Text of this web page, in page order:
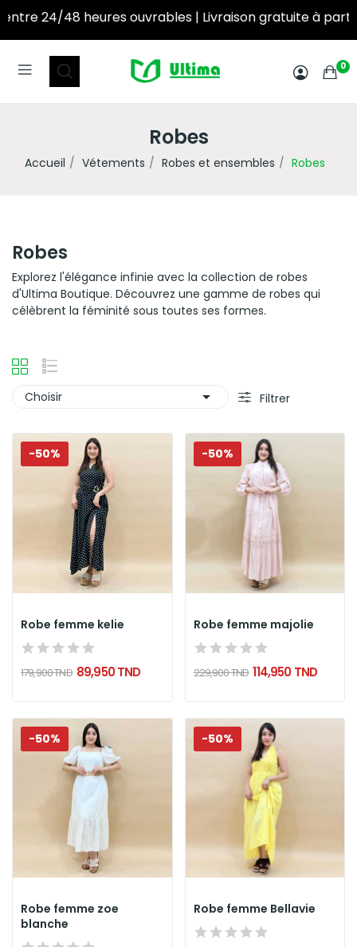
24/48 heures ouvrables | Livraison gratuite à partir de
0
Robes
Accueil Vétements Robes et ensembles Robes
Robes
Explorez l'élégance infinie avec la collection de robes
d'Ultima Boutique. Découvrez une gamme de robes qui
célèbrent la féminité sous toutes ses formes.
Choisir  Filtrer
-50%
Robe femme kelie
179,900 TND 89,950 TND
-50%
Robe femme majolie
229,900 TND 114,950 TND
-50%
Robe femme zoe
blanche
-50%
Robe femme Bellavie